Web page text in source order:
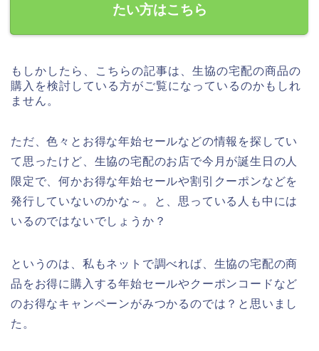
たい方はこちら
もしかしたら、こちらの記事は、生協の宅配の商品の
購入を検討している方がご覧になっているのかもしれ
ません。
ただ、色々とお得な年始セールなどの情報を探してい
て思ったけど、生協の宅配のお店で今月が誕生日の人
限定で、何かお得な年始セールや割引クーポンなどを
発行していないのかな～。と、思っている人も中には
いるのではないでしょうか？
というのは、私もネットで調べれば、生協の宅配の商
品をお得に購入する年始セールやクーポンコードなど
のお得なキャンペーンがみつかるのでは？と思いまし
た。